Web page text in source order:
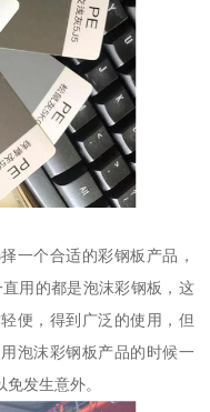
一个合适的彩钢板产品，
用的都是泡沫彩钢板，这
便，得到广泛的使用，但
泡沫彩钢板产品的时候一
发生意外。